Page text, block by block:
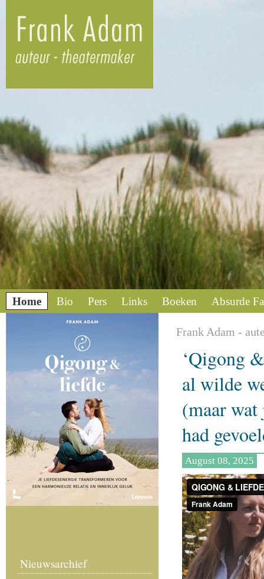
Home Bio Pers Links Boeken Absurde
Nieuwsarchief
Frank Adam -
‘Qigong
al wilde
(maar
had
August 08, 2025